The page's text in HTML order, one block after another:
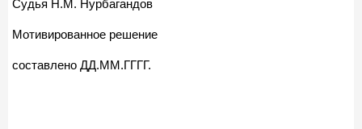
Судья Н.М. Нурбагандов
Мотивированное решение
составлено ДД.ММ.ГГГГ.